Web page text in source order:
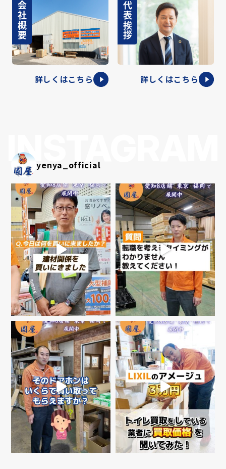
会社概要
詳しくはこちら
代表挨拶
詳しくはこちら
INSTAGRAM
yenya_official